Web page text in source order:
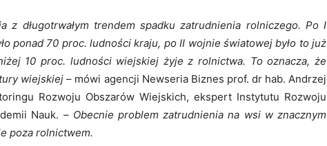
z długotrwałym trendem spadku zatrudnienia rolniczego. Po I
ponad 70 proc. ludności kraju, po II wojnie światowej było to już
10 proc. ludności wiejskiej żyje z rolnictwa. To oznacza, że
wiejskiej– mówi agencji Newseria Biznes prof. dr hab. Andrzej
Rozwoju Obszarów Wiejskich, ekspert Instytutu Rozwoju
Nauk. –Obecnie problem zatrudnienia na wsi w znacznym
poza rolnictwem.